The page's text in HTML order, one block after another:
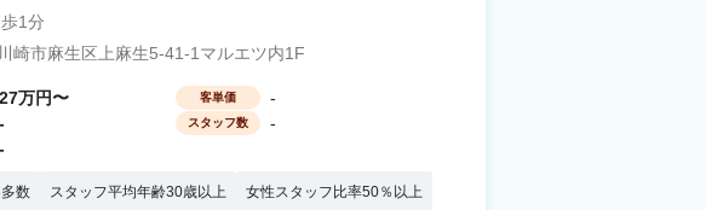
1分
崎市麻生区上麻生5-41-1マルエツ内1F
27万円〜 客単価 -
- スタッフ数 -
-
数 スタッフ平均年齢30歳以上 女性スタッフ比率50％以上